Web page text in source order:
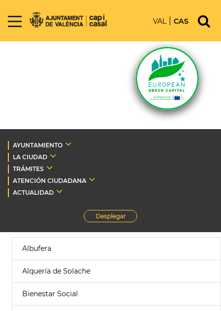
VAL CAS
AYUNTAMIENTO
LA CIUDAD
TRÁMITES
ATENCIÓN CIUDADANA
ACTUALIDAD
Desplegar
Albufera
Alquería de Solache
Bienestar Social